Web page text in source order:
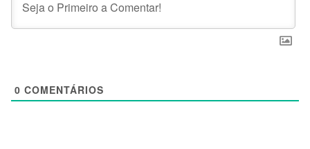
0 COMENTÁRIOS